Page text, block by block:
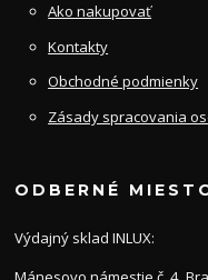
Ako nakupovať
Kontakty
Obchodné podmienky
Zásady spracovania
ODBERNÉ
Výdajný sklad INLUX: